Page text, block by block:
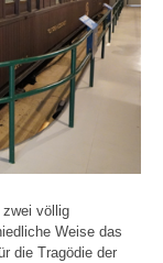
zwei völlig
Weise das
die Tragödie der